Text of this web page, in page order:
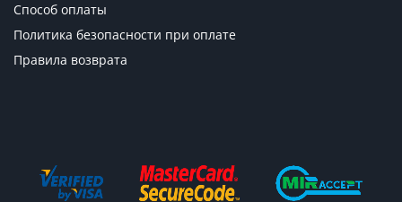
Способ оплаты
Политика безопасности при оплате
Правила возврата